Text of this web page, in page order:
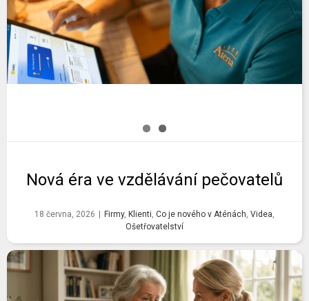
Nová éra ve vzdělávání pečovatelů
18 června, 2026 Firmy, Klienti, Co je nového v Aténách, Videa,
Ošetřovatelství